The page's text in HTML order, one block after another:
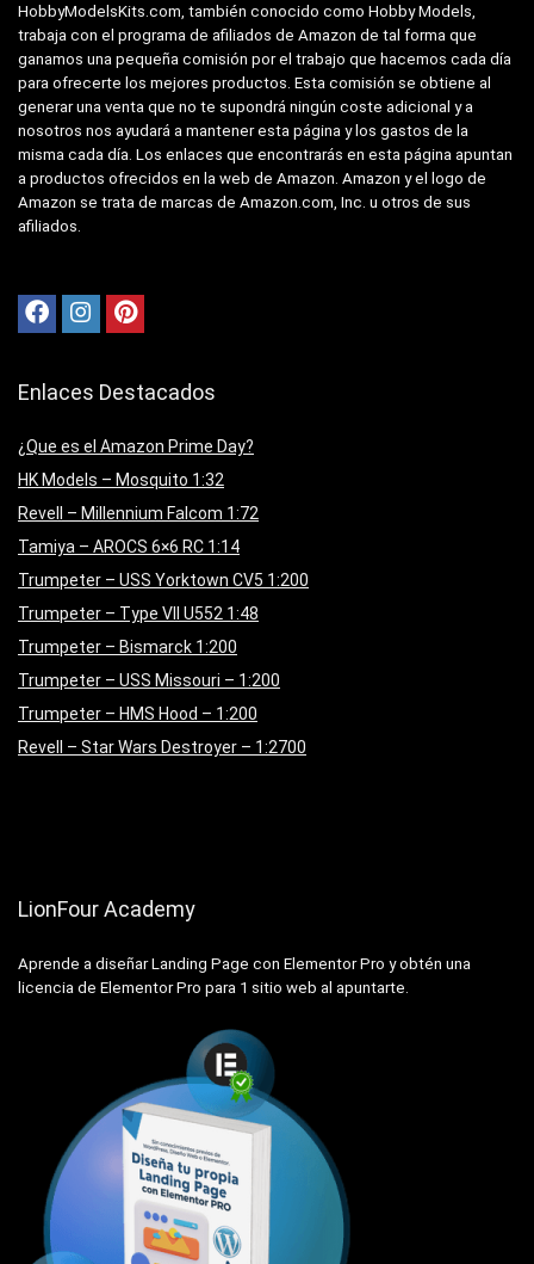
HobbyModelsKits.com, también conocido como Hobby Models,
trabaja con el programa de afiliados de Amazon de tal forma que
ganamos una pequeña comisión por el trabajo que hacemos cada día
para ofrecerte los mejores productos. Esta comisión se obtiene al
generar una venta que no te supondrá ningún coste adicional y a
nosotros nos ayudará a mantener esta página y los gastos de la
misma cada día. Los enlaces que encontrarás en esta página apuntan
a productos ofrecidos en la web de Amazon. Amazon y el logo de
Amazon se trata de marcas de Amazon.com, Inc. u otros de sus
afiliados.
Enlaces Destacados
¿Que es el Amazon Prime Day?
HK Models – Mosquito 1:32
Revell – Millennium Falcom 1:72
Tamiya – AROCS 6×6 RC 1:14
Trumpeter – USS Yorktown CV5 1:200
Trumpeter – Type VII U552 1:48
Trumpeter – Bismarck 1:200
Trumpeter – USS Missouri – 1:200
Trumpeter – HMS Hood – 1:200
Revell – Star Wars Destroyer – 1:2700
LionFour Academy
Aprende a diseñar Landing Page con Elementor Pro y obtén una
licencia de Elementor Pro para 1 sitio web al apuntarte.